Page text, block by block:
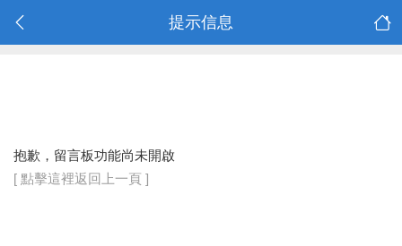
提示信息
抱歉，留言板功能尚未開啟
[ 點擊這裡返回上一頁 ]